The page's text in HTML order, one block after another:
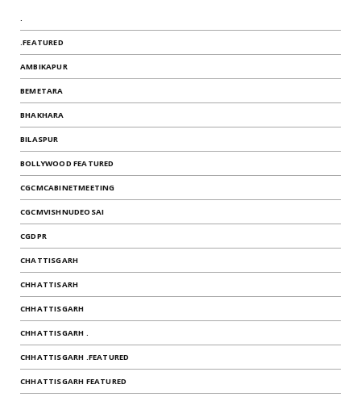
.
.FEATURED
AMBIKAPUR
BEMETARA
BHAKHARA
BILASPUR
BOLLYWOOD FEATURED
CGCMCABINETMEETING
CGCMVISHNUDEOSAI
CGDPR
CHATTISGARH
CHHATTISARH
CHHATTISGARH
CHHATTISGARH .
CHHATTISGARH .FEATURED
CHHATTISGARH FEATURED